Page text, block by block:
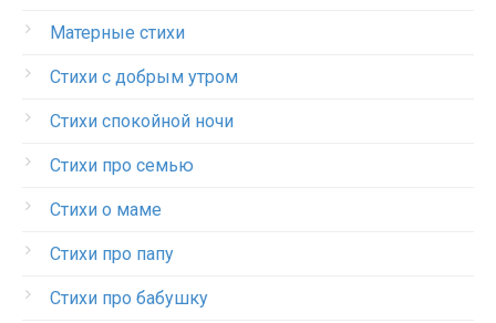
Матерные стихи
Стихи с добрым утром
Стихи спокойной ночи
Стихи про семью
Стихи о маме
Стихи про папу
Стихи про бабушку